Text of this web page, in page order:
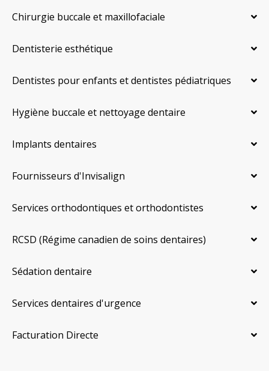
Chirurgie buccale et maxillofaciale
Dentisterie esthétique
Dentistes pour enfants et dentistes pédiatriques
Hygiène buccale et nettoyage dentaire
Implants dentaires
Fournisseurs d'Invisalign
Services orthodontiques et orthodontistes
RCSD (Régime canadien de soins dentaires)
Sédation dentaire
Services dentaires d'urgence
Facturation Directe